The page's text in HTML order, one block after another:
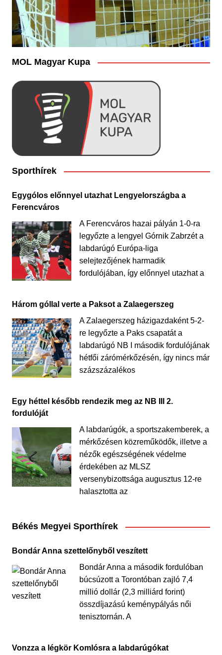
MOL Magyar Kupa
Sporthírek
Egygólos előnnyel utazhat Lengyelországba a
Ferencváros
A Ferencváros hazai pályán 1-0-ra
legyőzte a lengyel Górnik Zabrzét a
labdarúgó Európa-liga
selejtezőjének harmadik
fordulójában, így előnnyel utazhat a
Három góllal verte a Paksot a Zalaegerszeg
A Zalaegerszeg házigazdaként 5-2-
re legyőzte a Paks csapatát a
labdarúgó NB I második fordulójának
hétfői zárómérkőzésén, így nincs már
százszázalékos
Egy héttel később rendezik meg az NB III 2.
fordulóját
A labdarúgók, a sportszakemberek, a
mérkőzésen közreműködők, illetve a
nézők egészségének védelme
érdekében az MLSZ
versenybizottsága augusztus 12-re
halasztotta az
Békés Megyei Sporthírek
Bondár Anna szettelőnyből veszített
Bondár Anna a második fordulóban
búcsúzott a Torontóban zajló 7,4
millió dollár (2,3 milliárd forint)
összdíjazású keménypályás női
tenisztornán. A
Vonzza a légkör Komlósra a labdarúgókat